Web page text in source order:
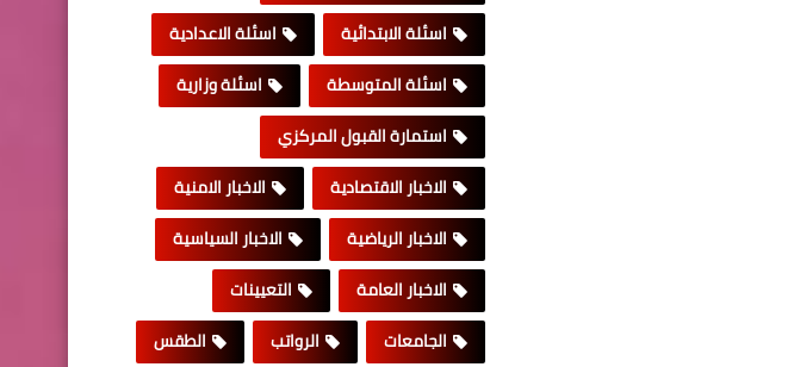
اسئلة الابتدائية
اسئلة الاعدادية
اسئلة المتوسطة
اسئلة وزارية
استمارة القبول المركزي
الاخبار الاقتصادية
الاخبار الامنية
الاخبار الرياضية
الاخبار السياسية
الاخبار العامة
التعيينات
الجامعات
الرواتب الطقس